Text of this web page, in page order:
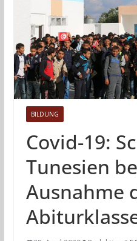
BILDUNG
Covid-19:
Tunesien
Ausnahme